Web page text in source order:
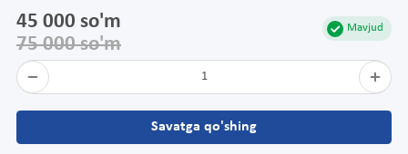
Mavjud
45 000 so'm
75 000 so'm
1
Savatga qo'shing